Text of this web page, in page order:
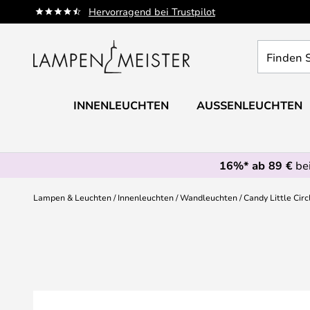
Hervorragend bei Trustpilot
Zum
Inhalt
Sie
Leuchte...
INNENLEUCHTEN AUSSENLEUCHTEN
16%* ab 89 €
Lampen & Leuchten Innenleuchten Wandleuchten Candy Little